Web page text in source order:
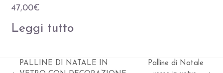
47,00€
Leggi tutto
PALLINE DI NATALE IN
Palline di Natale